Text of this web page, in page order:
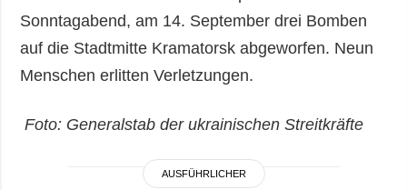
Sonntagabend, am 14. September drei Bomben
auf die Stadtmitte Kramatorsk abgeworfen. Neun
Menschen erlitten Verletzungen.
Foto: Generalstab der ukrainischen Streitkräfte
AUSFÜHRLICHER